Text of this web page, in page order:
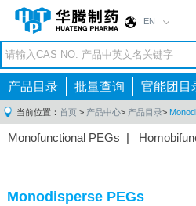
EN
产品目录 批量查询 官能团目
当前位置： 首页 > 产品中心> 产品目录>
Monofunctional PEGs |
Monodisperse PEGs